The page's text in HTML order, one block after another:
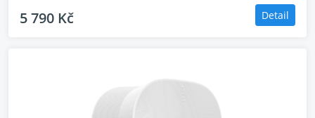
5 790 Kč Detail